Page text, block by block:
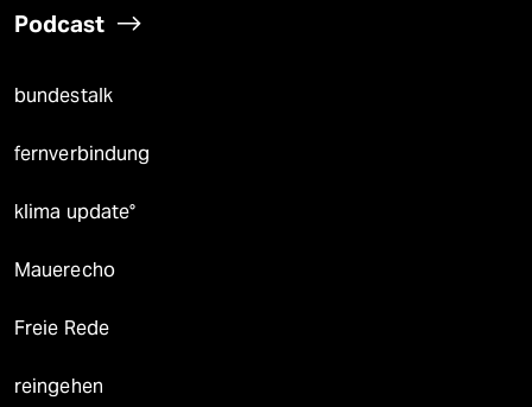
Podcast
bundestalk
fernverbindung
klima update°
Mauerecho
Freie Rede
reingehen